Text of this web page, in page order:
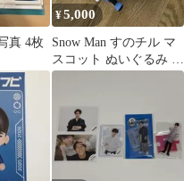
真 4枚
¥5,000
Snow Man すのチル マ
スコット ぬいぐるみ 2
種セット 渡辺翔太